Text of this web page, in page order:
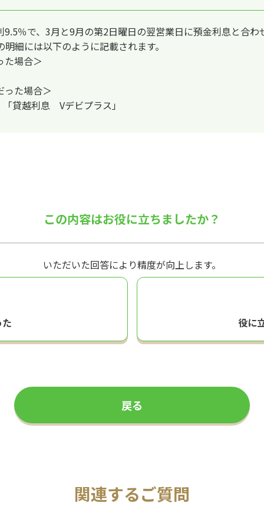
％で、3月と9月の第2日曜日の翌営業日に預金利息と合わ
明細には以下のように記載されます。
た場合＞
った場合＞
貸越利息 Vデビプラス」
この内容はお役に立ちましたか？
いただいた回答により精度が向上します。
役に
戻る
関連するご質問